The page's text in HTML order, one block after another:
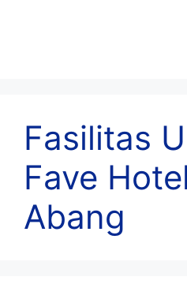
Fasilitas
Fave
Abang